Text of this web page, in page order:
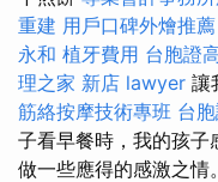
重建 用戶口碑外燴推薦
永和 植牙費用 台胞證
理之家 新店 lawyer 讓
筋絡按摩技術專班 台
子看早餐時，我的孩子
做一些應得的感激之